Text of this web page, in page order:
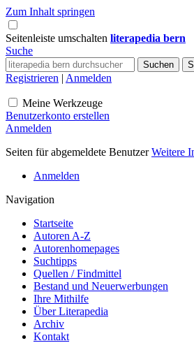
Zum Inhalt springen
Seitenleiste umschalten literapedia bern
Suche
Registrieren | Anmelden
Meine Werkzeuge
Benutzerkonto erstellen
Anmelden
Seiten für abgemeldete BenutzerWeitere
Anmelden
Navigation
Startseite
Autoren A-Z
Autorenhomepages
Suchtipps
Quellen / Findmittel
Bestand und Neuerwerbungen
Ihre Mithilfe
Über Literapedia
Archiv
Kontakt